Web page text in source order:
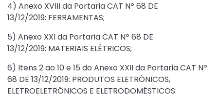
4) Anexo XVIII da Portaria CAT Nº 68 DE
13/12/2019: FERRAMENTAS;
5) Anexo XXI da Portaria CAT Nº 68 DE
13/12/2019: MATERIAIS ELÉTRICOS;
6) Itens 2 ao 10e15 do Anexo XXII da Portaria CAT Nº
68 DE 13/12/2019: PRODUTOS ELETRÔNICOS,
ELETROELETRÔNICOS E ELETRODOMÉSTICOS: